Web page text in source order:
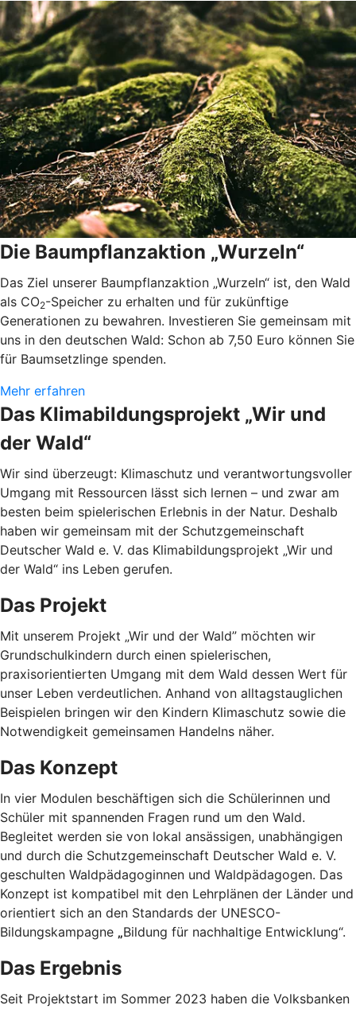
Die Baumpflanzaktion „Wurzeln“
Das Ziel unserer Baumpflanzaktion „Wurzeln“ ist, den Wald
als CO2-Speicher zu erhalten und für zukünftige
Generationen zu bewahren. Investieren Sie gemeinsam mit
uns in den deutschen Wald: Schon ab 7,50 Euro können Sie
für Baumsetzlinge spenden.
Mehr erfahren
Das Klimabildungsprojekt „Wir und
der Wald“
Wir sind überzeugt: Klimaschutz und verantwortungsvoller
Umgang mit Ressourcen lässt sich lernen – und zwar am
besten beim spielerischen Erlebnis in der Natur. Deshalb
haben wir gemeinsam mit der Schutzgemeinschaft
Deutscher Wald e. V. das Klimabildungsprojekt „Wir und
der Wald“ ins Leben gerufen.
Das Projekt
Mit unserem Projekt „Wir und der Wald” möchten wir
Grundschulkindern durch einen spielerischen,
praxisorientierten Umgang mit dem Wald dessen Wert für
unser Leben verdeutlichen. Anhand von alltagstauglichen
Beispielen bringen wir den Kindern Klimaschutz sowie die
Notwendigkeit gemeinsamen Handelns näher.
Das Konzept
In vier Modulen beschäftigen sich die Schülerinnen und
Schüler mit spannenden Fragen rund um den Wald.
Begleitet werden sie von lokal ansässigen, unabhängigen
und durch die Schutzgemeinschaft Deutscher Wald e. V.
geschulten Waldpädagoginnen und Waldpädagogen. Das
Konzept ist kompatibel mit den Lehrplänen der Länder und
orientiert sich an den Standards der UNESCO-
Bildungskampagne „Bildung für nachhaltige Entwicklung“.
Das Ergebnis
Seit Projektstart im Sommer 2023 haben die Volksbanken